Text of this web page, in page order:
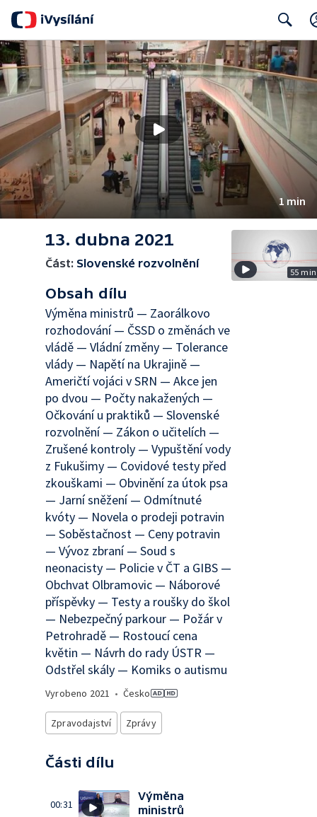
Search
1 min
13. dubna 2021
Část: Slovenské rozvolnění
Obsah dílu
Výměna ministrů — Zaorálkovo
rozhodování — ČSSD o změnách ve
vládě — Vládní změny — Tolerance
vlády — Napětí na Ukrajině —
Američtí vojáci v SRN — Akce jen
po dvou — Počty nakažených —
Očkování u praktiků — Slovenské
rozvolnění — Zákon o učitelích —
Zrušené kontroly — Vypuštění vody
z Fukušimy — Covidové testy před
zkouškami — Obvinění za útok psa
— Jarní sněžení — Odmítnuté
kvóty — Novela o prodeji potravin
— Soběstačnost — Ceny potravin
— Vývoz zbraní — Soud s
neonacisty — Policie v ČT a GIBS —
Obchvat Olbramovic — Náborové
příspěvky — Testy a roušky do škol
— Nebezpečný parkour — Požár v
Petrohradě — Rostoucí cena
květin — Návrh do rady ÚSTR —
Odstřel skály — Komiks o autismu
Vyrobeno 2021 • Česko
Zpravodajství Zprávy
Části dílu
00:31
Výměna
ministrů
55 min